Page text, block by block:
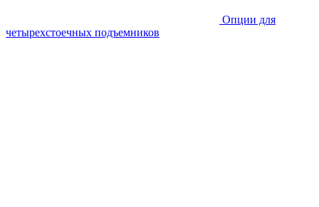
Опции для
четырехстоечных подъемников